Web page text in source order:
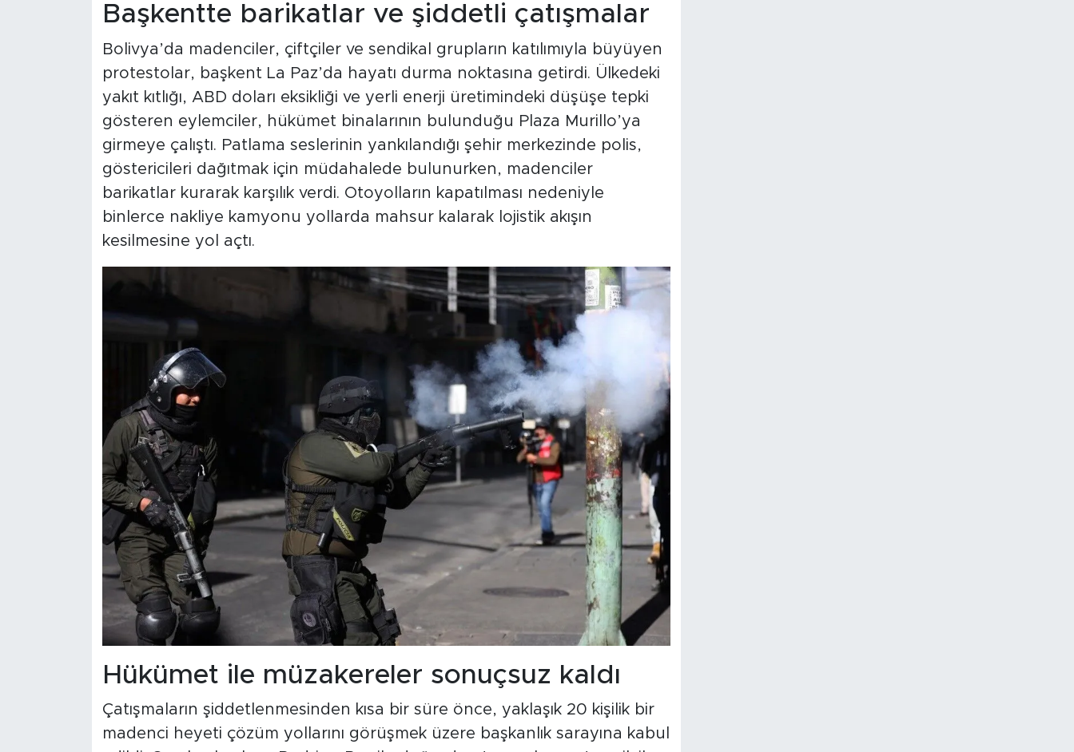
Başkentte barikatlar ve şiddetli çatışmalar
Bolivya’da madenciler, çiftçiler ve sendikal grupların katılımıyla büyüyen
protestolar, başkent La Paz’da hayatı durma noktasına getirdi. Ülkedeki
yakıt kıtlığı, ABD doları eksikliği ve yerli enerji üretimindeki düşüşe tepki
gösteren eylemciler, hükümet binalarının bulunduğu Plaza Murillo’ya
girmeye çalıştı. Patlama seslerinin yankılandığı şehir merkezinde polis,
göstericileri dağıtmak için müdahalede bulunurken, madenciler
barikatlar kurarak karşılık verdi. Otoyolların kapatılması nedeniyle
binlerce nakliye kamyonu yollarda mahsur kalarak lojistik akışın
kesilmesine yol açtı.
Hükümet ile müzakereler sonuçsuz kaldı
Çatışmaların şiddetlenmesinden kısa bir süre önce, yaklaşık 20 kişilik bir
madenci heyeti çözüm yollarını görüşmek üzere başkanlık sarayına kabul